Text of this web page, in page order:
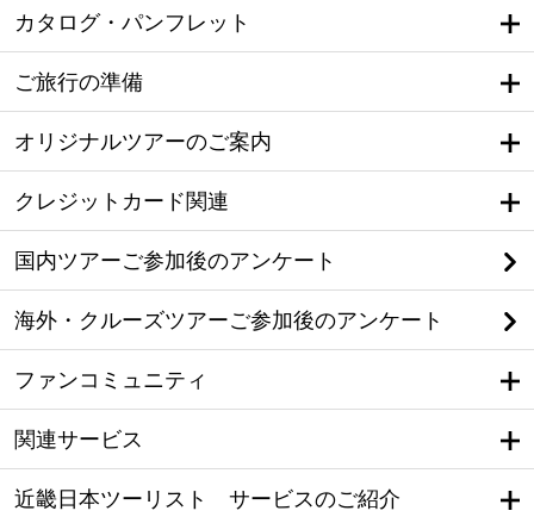
カタログ・パンフレット
ご旅行の準備
オリジナルツアーのご案内
クレジットカード関連
国内ツアーご参加後のアンケート
海外・クルーズツアーご参加後のアンケート
ファンコミュニティ
関連サービス
近畿日本ツーリスト サービスのご紹介